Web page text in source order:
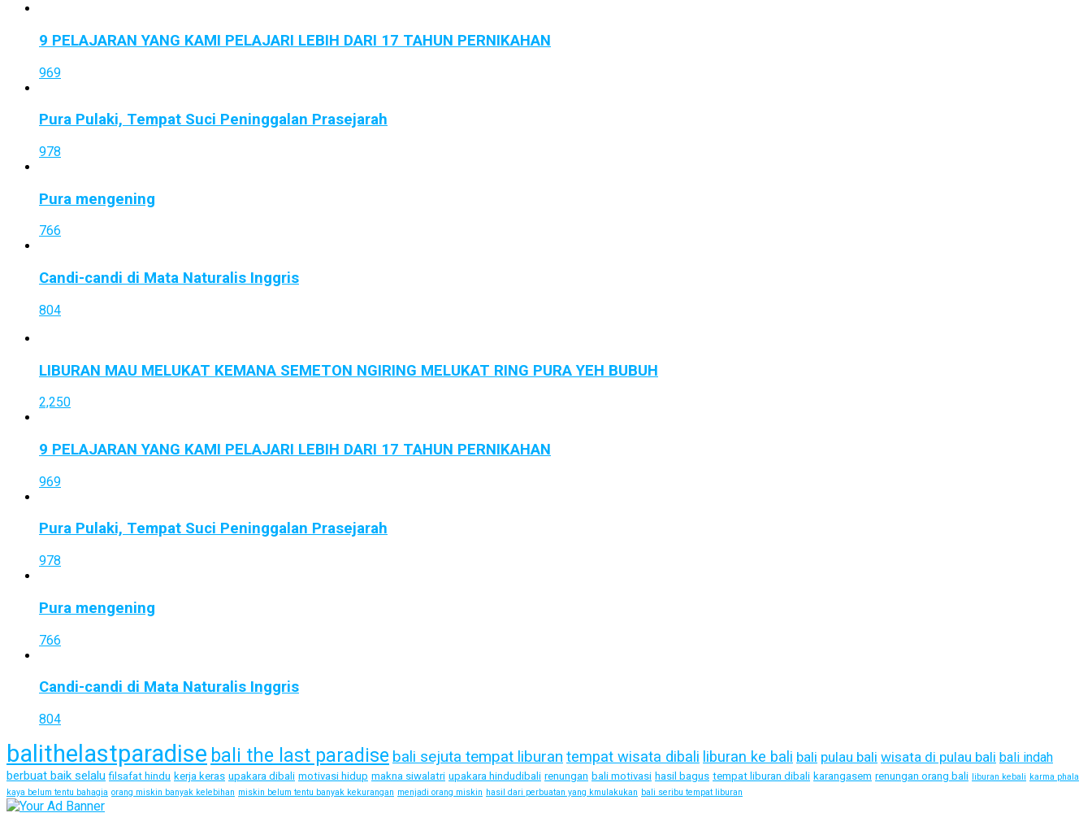
9 PELAJARAN YANG KAMI PELAJARI LEBIH DARI 17 TAHUN PERNIKAHAN
969
Pura Pulaki, Tempat Suci Peninggalan Prasejarah
978
Pura mengening
766
Candi-candi di Mata Naturalis Inggris
804
LIBURAN MAU MELUKAT KEMANA SEMETON NGIRING MELUKAT RING PURA YEH BUBUH
2,250
9 PELAJARAN YANG KAMI PELAJARI LEBIH DARI 17 TAHUN PERNIKAHAN
969
Pura Pulaki, Tempat Suci Peninggalan Prasejarah
978
Pura mengening
766
Candi-candi di Mata Naturalis Inggris
804
balithelastparadise bali the last paradise bali sejuta tempat liburan tempat wisata dibali liburan ke bali bali pulau bali wisata di pulau bali bali indah
berbuat baik selalu filsafat hindu kerja keras upakara dibali motivasi hidup makna siwalatri upakara hindudibali renungan bali motivasi hasil bagus tempat liburan dibali karangasem renungan orang bali liburan kebali karma phala
kaya belum tentu bahagia orang miskin banyak kelebihan miskin belum tentu banyak kekurangan menjadi orang miskin hasil dari perbuatan yang kmulakukan bali seribu tempat liburan